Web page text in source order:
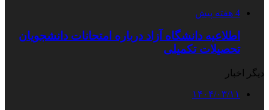
4 هفته پیش
اطلاعیه دانشگاه آزاد درباره امتحانات دانشجویان
تحصیلات تکمیلی
دیگر اخبار
۱۴۰۴/۰۳/۱۱